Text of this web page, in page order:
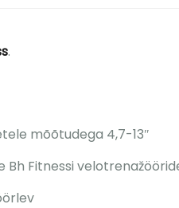
.
mõõtudega 4,7-13″
Bh Fitnessi